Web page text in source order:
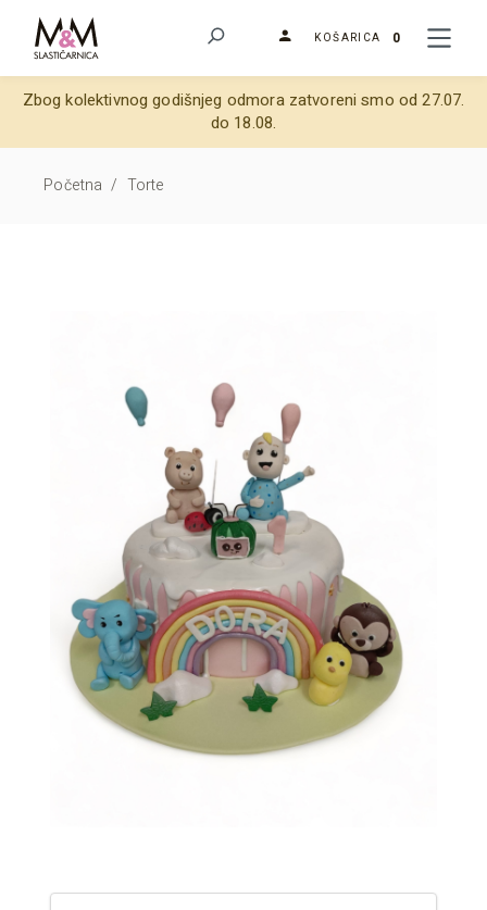
KOŠARICA 0
Zbog kolektivnog godišnjeg odmora zatvoreni smo od 27.07.
do 18.08.
Početna / Torte